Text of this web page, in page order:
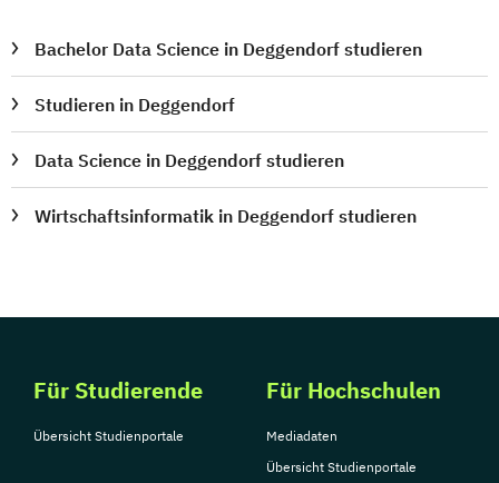
Bachelor Data Science in Deggendorf studieren
Studieren in Deggendorf
Data Science in Deggendorf studieren
Wirtschaftsinformatik in Deggendorf studieren
Für Studierende
Übersicht Studienportale
Für Hochschulen
Mediadaten
Übersicht Studienportale